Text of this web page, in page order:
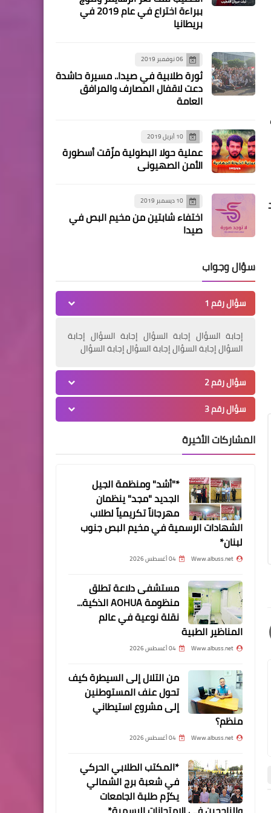
مقالات
فتحٌ وحماس لقاءُ شاشةٍ أم
يوسف اللداوي
فيديو
*بالفيديو: *المباراة الـ 11 من
منوعات
طعنات سكين أنهت حياة الشاب
وليد
قيادة المنظمات الشبابية
والطلابية الفلسطينية في
لبنان "شبابنا" تعقد اجتماعاً
استثنائياً
منوعات
العوض: التحركات التي
تشهدها المخيمات
الفلسطينية في لبنان ضد قرار
الضم رفضاً لخطة سرقة
الأراضي وتأكيداً على حق
العودة
أخبار المخيمات
وفدٌ من مخيّم نهر البارد يلتقي
هيئة العمل الفلسطيني
فلسطين ببيروت
وزير الخارجية اللبناني ناصيف
حتّي يزور اليونيفيل والخط
الأزرق
ببراءة اختراع في عام 2019 في
بريطانيا
06 نوفمبر 2019
ثورة طلابية في صيدا.. مسيرة حاشدة
دعت لاقفال المصارف والمرافق
العامة
10 أبريل 2019
عملية حولا البطولية مزّقت أسطورة
الأمن الصهيوني
10 ديسمبر 2019
اختفاء شابتين من مخيم البص في
صيدا
سؤال وجواب
سؤال رقم 1
إجابة السؤال إجابة السؤال إجابة السؤال إجابة
السؤال إجابة السؤال إجابة السؤال إجابة السؤال
سؤال رقم 2
سؤال رقم 3
المشاركات الأخيرة
*"أشد" ومنظمة الجيل
الجديد "مجد" ينظمان
مهرجاناً تكريمياً لطلاب
الشهادات الرسمية في مخيم البص جنوب
لبنان*
Www.albuss.net 04 أغسطس 2026
مستشفى دلاعة تطلق
منظومة AOHUA الذكية...
نقلة نوعية في عالم
المناظير الطبية
Www.albuss.net 04 أغسطس 2026
من التلال إلى السيطرة كيف
تحول عنف المستوطنين
إلى مشروع استيطاني
منظم؟
Www.albuss.net 04 أغسطس 2026
*المكتب الطلابي الحركي
في شعبة برج الشمالي
يكرّم طلبة الجامعات